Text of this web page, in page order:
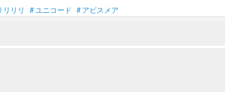
リリリ # ユニコード #アビスメア